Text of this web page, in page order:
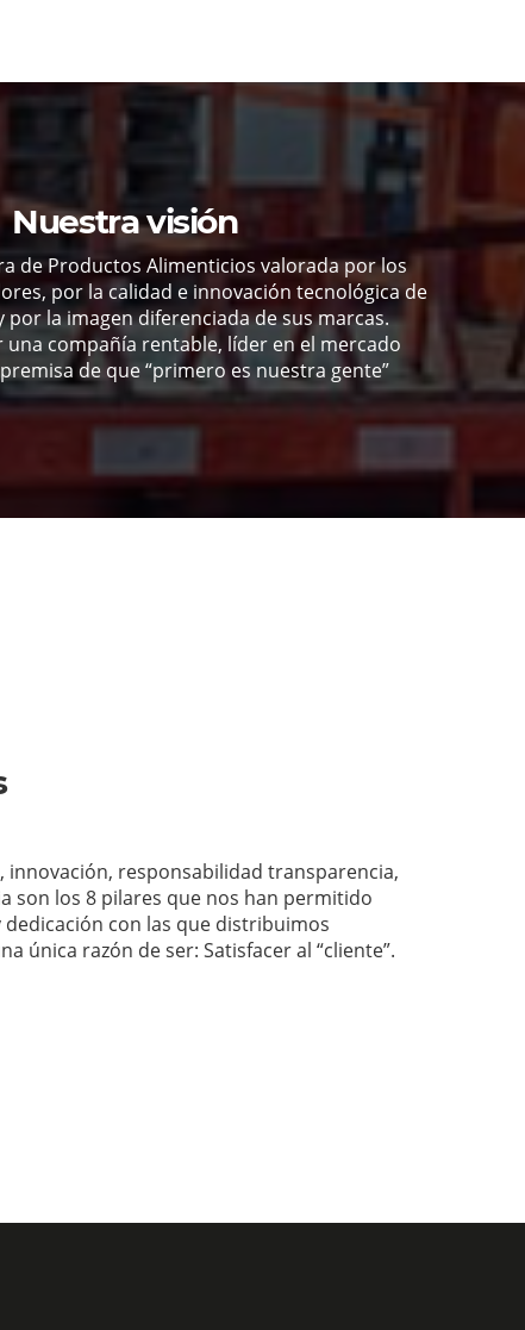
Nuestra visión
de Productos Alimenticios valorada por los
por la calidad e innovación tecnológica de
por la imagen diferenciada de sus marcas.
una compañía rentable, líder en el mercado
de que “primero es nuestra gente”
innovación, responsabilidad transparencia,
son los 8 pilares que nos han permitido
dedicación con las que distribuimos
única razón de ser: Satisfacer al “cliente”.